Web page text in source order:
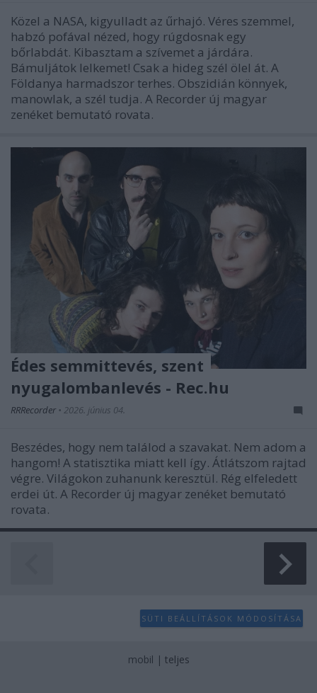
Közel a NASA, kigyulladt az űrhajó. Véres szemmel,
habzó pofával nézed, hogy rúgdosnak egy
bőrlabdát. Kibasztam a szívemet a járdára.
Bámuljátok lelkemet! Csak a hideg szél ölel át. A
Földanya harmadszor terhes. Obszidián könnyek,
manowlak, a szél tudja. A Recorder új magyar
zenéket bemutató rovata.
Édes semmittevés, szent
nyugalombanlevés - Rec.hu
RRRecorder • 2026. június 04.
Beszédes, hogy nem találod a szavakat. Nem adom a
hangom! A statisztika miatt kell így. Átlátszom rajtad
végre. Világokon zuhanunk keresztül. Rég elfeledett
erdei út. A Recorder új magyar zenéket bemutató
rovata.
SÜTI BEÁLLÍTÁSOK MÓDOSÍTÁSA
mobil | teljes